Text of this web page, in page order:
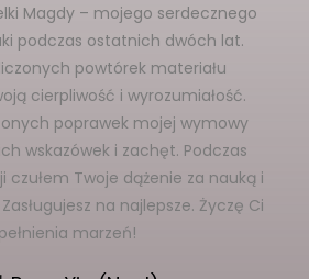
Magdy – mojego serdecznego
podczas ostatnich dwóch lat.
powtórek materiału
cierpliwość i wyrozumiałość.
poprawek mojej wymowy
wskazówek i zachęt. Podczas
czułem Twoje dążenie za nauką i
na najlepsze. Życzę Ci
marzeń!